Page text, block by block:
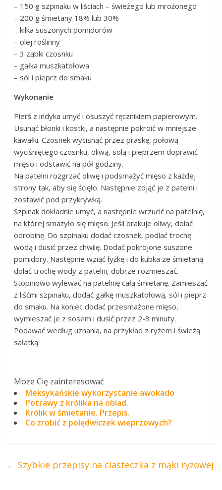
– 150 g szpinaku w liściach – świeżego lub mrożonego
– 200 g śmietany 18% lub 30%
– kilka suszonych pomidorów
– olej roślinny
– 3 ząbki czosnku
– gałka muszkatołowa
– sól i pieprz do smaku
Wykonanie
Pierś z indyka umyć i osuszyć ręcznikiem papierowym.
Usunąć błonki i kostki, a następnie pokroić w mniejsze
kawałki. Czosnek wycisnąć przez praskę, połową
wyciśniętego czosnku, oliwą, solą i pieprzem doprawić
mięso i odstawić na pół godziny.
Na patelni rozgrzać oliwę i podsmażyć mięso z każdej
strony tak, aby się ścięło. Następnie zdjąć je z patelni i
zostawić pod przykrywką.
Szpinak dokładnie umyć, a następnie wrzucić na patelnię,
na której smażyło się mięso. Jeśli brakuje oliwy, dolać
odrobinę. Do szpinaku dodać czosnek, podlać trochę
wodą i dusić przez chwilę. Dodać pokrojone suszone
pomidory. Następnie wziąć łyżkę i do kubka ze śmietaną
dolać trochę wody z patelni, dobrze rozmieszać.
Stopniowo wylewać na patelnię całą śmietanę. Zamieszać
z liśćmi szpinaku, dodać gałkę muszkatołową, sól i pieprz
do smaku. Na koniec dodać przesmażone mięso,
wymieszać je z sosem i dusić przez 2-3 minuty.
Podawać według uznania, na przykład z ryżem i świeżą
sałatką.
Może Cię zainteresować
Meksykańskie wykorzystanie awokado
Potrawy z królika na obiad.
Królik w śmietanie. Przepis.
Co zrobić z polędwiczek wieprzowych?
← Szybkie przepisy na ciasteczka z mąki ryżowej